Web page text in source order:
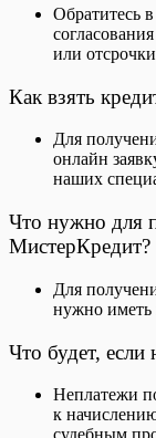
Обратитесь
или
Как взять
Для
онлайн
наших
Что нужно для
МистерКредит?
Для
нужно
Что будет, если
Неплатежи
к